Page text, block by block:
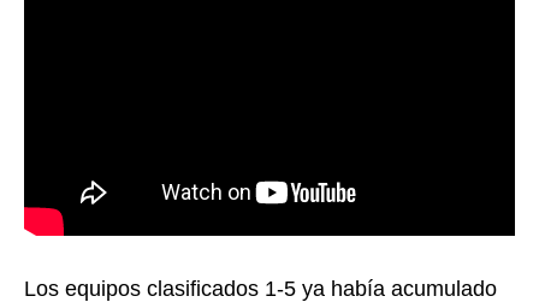
Los equipos clasificados 1-5 ya había acumulado